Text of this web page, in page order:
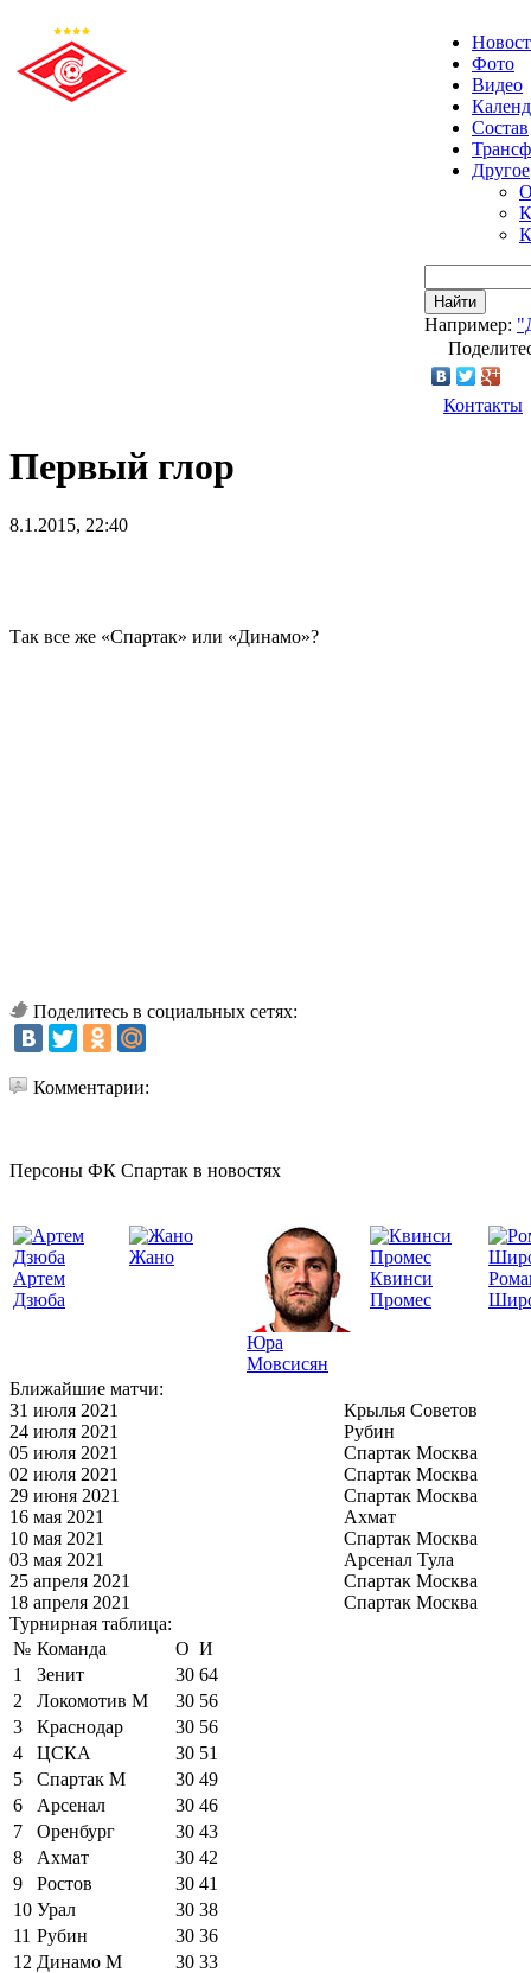
Фото
Видео
Состав
Другое
Найти
Например:
Контакты
Первый глор
8.1.2015, 22:40
Так все же «Спартак» или «Динамо»?
Поделитесь в социальных сетях:
Комментарии:
Персоны ФК Спартак в новостях
Артем
Дзюба
Жано
Юра
Мовсисян
Квинси
Промес
Ближайшие матчи:
31 июля 2021
Крылья Советов
24 июля 2021
Рубин
05 июля 2021
Спартак Москва
02 июля 2021
Спартак Москва
29 июня 2021
Спартак Москва
16 мая 2021
Ахмат
10 мая 2021
Спартак Москва
03 мая 2021
Арсенал Тула
25 апреля 2021
Спартак Москва
18 апреля 2021
Спартак Москва
Турнирная таблица:
№ Команда О И
1
Зенит 30 64
2
Локомотив М 30 56
3
Краснодар 30 56
4
ЦСКА 30 51
5
Спартак М 30 49
6
Арсенал 30 46
7
Оренбург 30 43
8
Ахмат 30 42
9
Ростов 30 41
10 Урал 30 38
11 Рубин 30 36
12 Динамо М 30 33